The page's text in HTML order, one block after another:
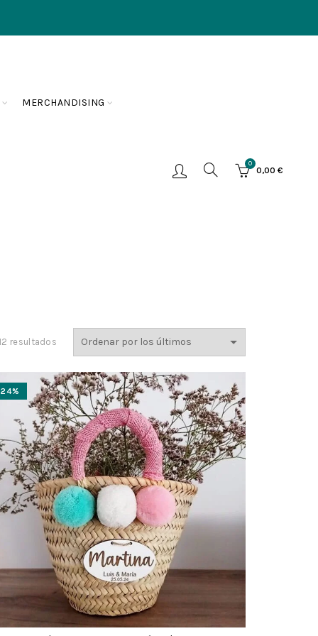
MERCHANDISING
0
0,00 €
resultados Ordenado
los
últimos